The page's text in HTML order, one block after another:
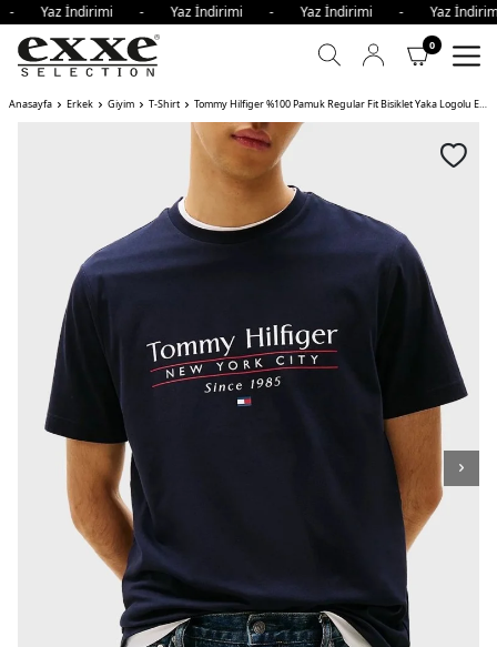
Yaz İndirimi - Yaz İndirimi - Yaz İndirimi - Yaz
0
Anasayfa Erkek Giyim T-Shirt Tommy Hilfiger %100 Pamuk Regular Fit Bisiklet Yaka Logolu Erkek T Shirt